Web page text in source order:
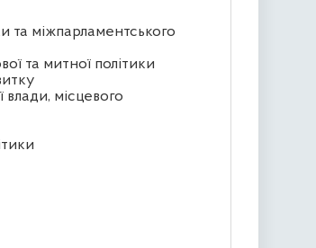
та міжпарламентського
та митної політики
місцевого